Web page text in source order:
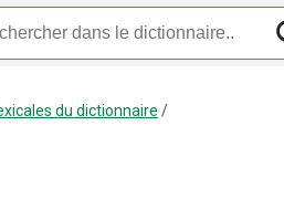
du dictionnaire /